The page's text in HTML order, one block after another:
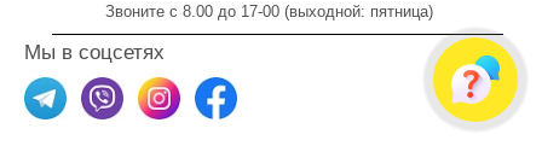
Звоните с 8.00 до 17-00 (выходной: пятница)
Мы в соцсетях